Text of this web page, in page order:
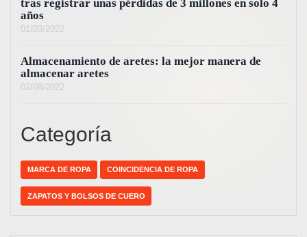
tras registrar unas pérdidas de 3 millones en solo 4
años
01/03/2022
Almacenamiento de aretes: la mejor manera de
almacenar aretes
02/08/2022
Categoría
MARCA DE ROPA COINCIDENCIA DE ROPA
ZAPATOS Y BOLSOS DE CUERO